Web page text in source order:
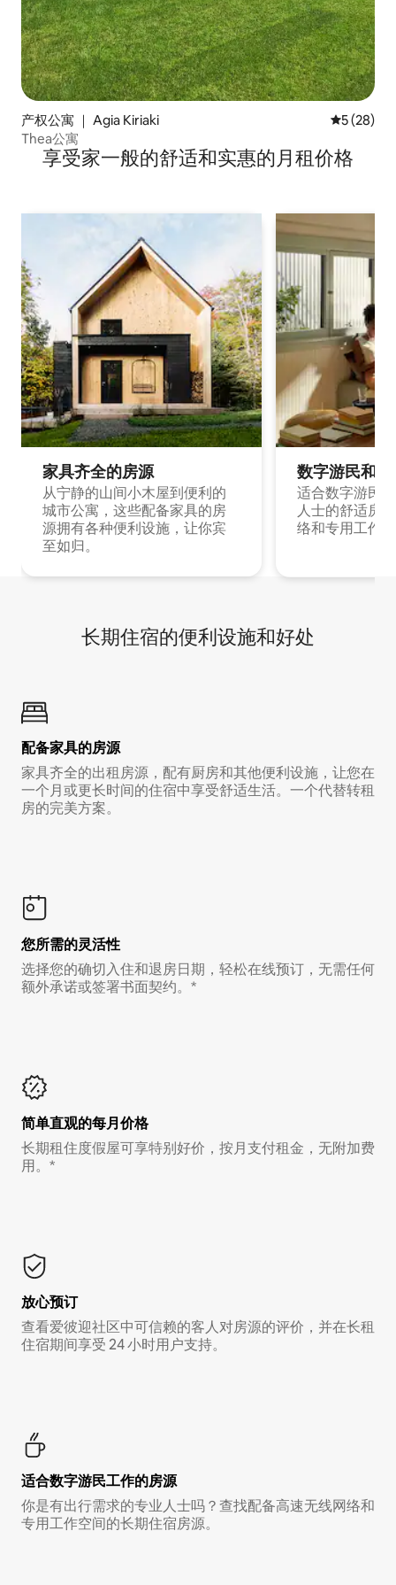
产权公寓 ｜ Agia Kiriaki 平均评分
5 (28)
Thea公寓
享受家一般的舒适和实惠的月租价格
家具齐全的房源
从宁静的山间小木屋到便利的
城市公寓，这些配备家具的房
源拥有各种便利设施，让你宾
至如归。
数字游民和
适合数字游民
人士的舒适房
络和专用工作
长期住宿的便利设施和好处
配备家具的房源
家具齐全的出租房源，配有厨房和其他便利设施，让您在
一个月或更长时间的住宿中享受舒适生活。一个代替转租
房的完美方案。
您所需的灵活性
选择您的确切入住和退房日期，轻松在线预订，无需任何
额外承诺或签署书面契约。*
简单直观的每月价格
长期租住度假屋可享特别好价，按月支付租金，无附加费
用。*
放心预订
查看爱彼迎社区中可信赖的客人对房源的评价，并在长租
住宿期间享受 24 小时用户支持。
适合数字游民工作的房源
你是有出行需求的专业人士吗？查找配备高速无线网络和
专用工作空间的长期住宿房源。